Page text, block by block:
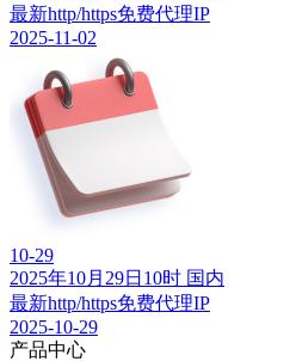
最新http/https免费代理IP
2025-11-02
10-29
2025年10月29日10时 国内
最新http/https免费代理IP
2025-10-29
产品中心